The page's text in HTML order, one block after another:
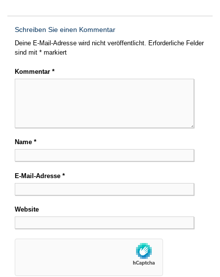
Schreiben Sie einen Kommentar
Deine E-Mail-Adresse wird nicht veröffentlicht. Erforderliche Felder
sind mit * markiert
Kommentar *
Name *
E-Mail-Adresse *
Website